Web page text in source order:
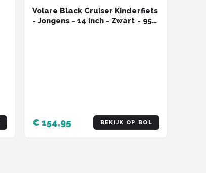
Volare Black Cruiser Kinderfiets
- Jongens - 14 inch - Zwart - 95%
€ 154,95 BEKIJK OP BOL